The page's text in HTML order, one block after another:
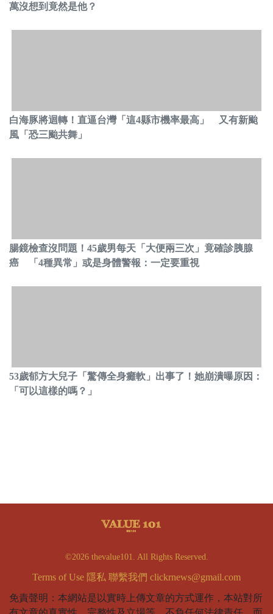
萬沒想到竟然是他？
白海豚將迴轉！直逼台灣「這4縣市機率最高」 又有新颱
風「恐三颱共舞」
腸鏡檢查沒問題！45歲男每天「大便兩三次」竟確診胰腺
癌 「4種異常」或是身體警報：一定要重視
53歲郁方大兒子「驚傳全身癱軟」出事了！她崩潰曝原因：
「可以這樣的嗎？」
©2026 thevalue101. All Rights Reserved.
Terms of Use 隱私 聯繫我們 clickrnews@gmail.com
免責聲明：本網站是以實時上傳文章的方式運作，本站對所